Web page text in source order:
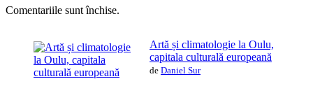
Comentariile sunt închise.
Artă și climatologie la Oulu,
capitala culturală europeană
de Daniel Sur